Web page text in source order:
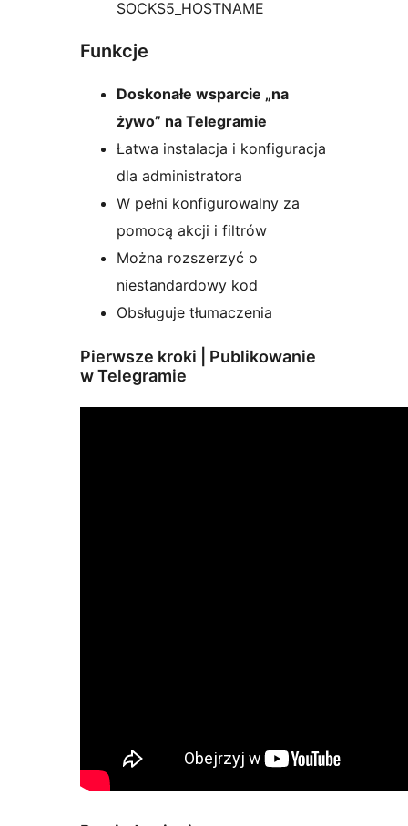
SOCKS5_HOSTNAME
Funkcje
Doskonałe wsparcie „na
żywo” na Telegramie
Łatwa instalacja i konfiguracja
dla administratora
W pełni konfigurowalny za
pomocą akcji i filtrów
Można rozszerzyć o
niestandardowy kod
Obsługuje tłumaczenia
Pierwsze kroki | Publikowanie
w Telegramie